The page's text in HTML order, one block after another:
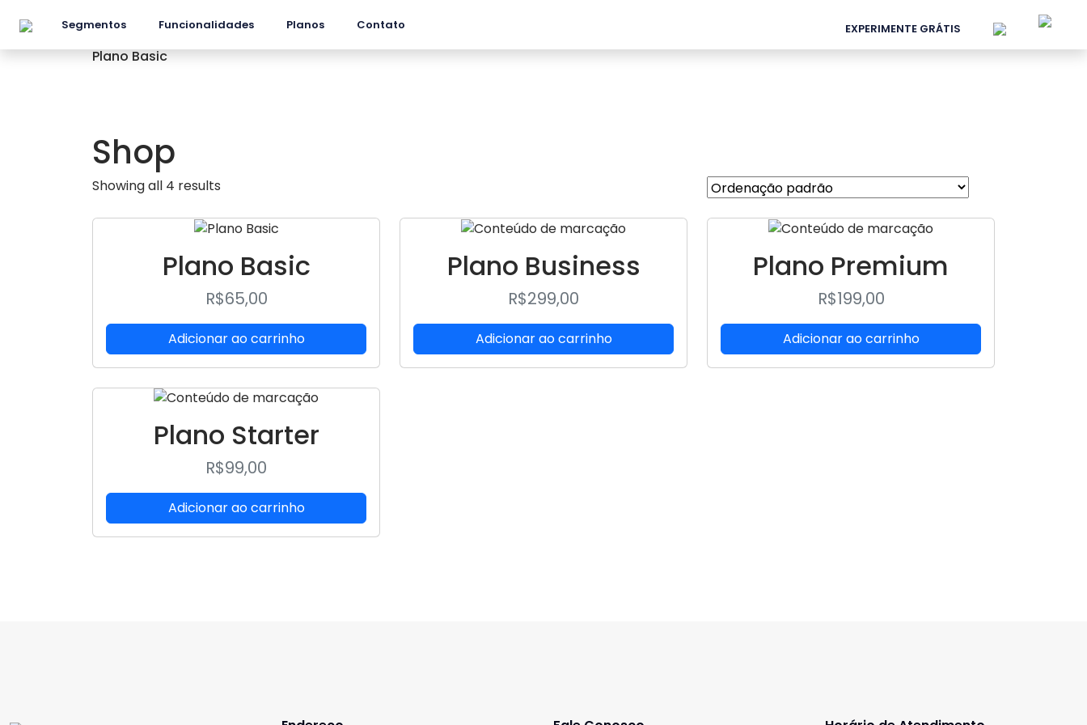
Segmentos Funcionalidades Planos Contato EXPERIMENTE GRÁTIS
Plano Basic
Shop
Showing all 4 results
Plano Basic
R$65,00
Adicionar ao carrinho
Plano Business​
R$299,00
Adicionar ao carrinho
Plano Premium
R$199,00
Adicionar ao carrinho
Plano Starter
R$99,00
Adicionar ao carrinho